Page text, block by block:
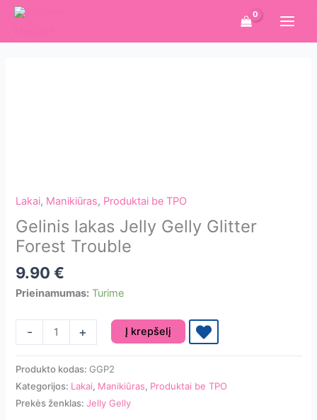
Pereiti
turinio
Lakai, Manikiūras, Produktai be TPO
Gelinis lakas Jelly Gelly Glitter
Forest Trouble
9.90€
Prieinamumas: Turime
-
produkto
kiekis:
+ Į krepšelį
Produkto kodas: GGP2
Kategorijos: Lakai, Manikiūras, Produktai be TPO
Prekės ženklas:Jelly Gelly